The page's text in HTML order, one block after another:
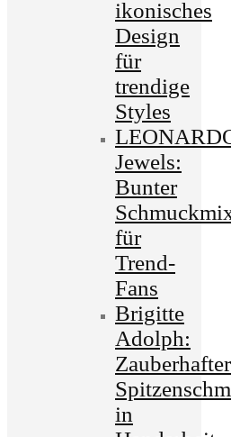
ikonisches
Design
für
trendige
Styles
Jewels:
Bunter
für
Trend-
Fans
Brigitte
Adolph:
Zauberhafter
in